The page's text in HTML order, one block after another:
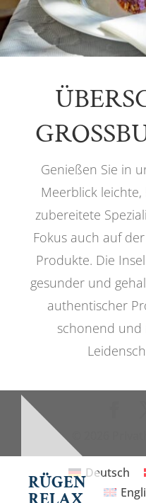
RÜGEN
Genießen Sie in
Meerblick
zubereitete
Fokus auch auf
Produkte. Die
gesunder und
authentischer
schonend und
Deutsch